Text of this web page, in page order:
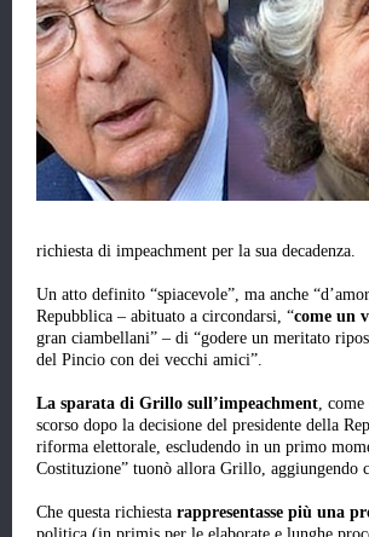
richiesta di impeachment per la sua decadenza.
Un atto definito “spiacevole”, ma anche
Repubblica – abituato a circondarsi, “come un
gran ciambellani” – di “godere un meritato
del Pincio con dei vecchi amici”.
La sparata di Grillo sull’impeachment, come
scorso dopo la decisione del presidente della
riforma elettorale, escludendo in un primo
Costituzione” tuonò allora Grillo, aggiungendo
Che questa richiesta rappresentasse più una